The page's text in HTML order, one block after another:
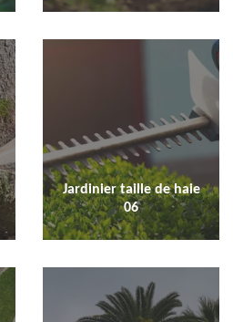
Jardinier taille de haie
06